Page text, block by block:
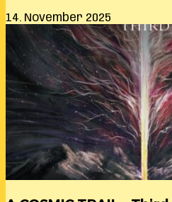
14. November 2025